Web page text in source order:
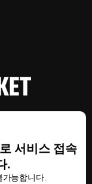
서비스 접속
.
능합니다.